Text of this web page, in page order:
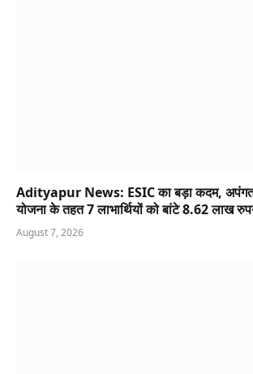
Adityapur News: ESIC का बड़ा कदम,
योजना के तहत 7 लाभार्थियों को बांटे 8.62 लाख
August 7, 2026